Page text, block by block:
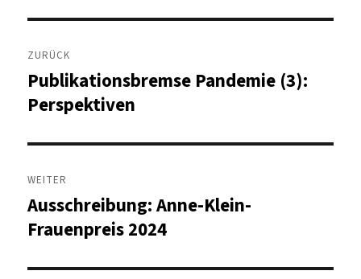
Beitragsnavigation
ZURÜCK
Vorheriger
Beitrag:
Publikationsbremse Pandemie (3):
Perspektiven
WEITER
Nächster
Beitrag:
Ausschreibung: Anne-Klein-
Frauenpreis 2024